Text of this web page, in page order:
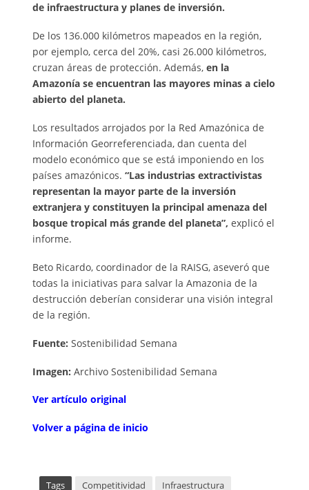
de infraestructura y planes de inversión.
De los 136.000 kilómetros mapeados en la región,
por ejemplo, cerca del 20%, casi 26.000 kilómetros,
cruzan áreas de protección. Además, en la
Amazonía se encuentran las mayores minas a cielo
abierto del planeta.
Los resultados arrojados por la Red Amazónica de
Información Georreferenciada, dan cuenta del
modelo económico que se está imponiendo en los
países amazónicos. “Las industrias extractivistas
representan la mayor parte de la inversión
extranjera y constituyen la principal amenaza del
bosque tropical más grande del planeta”, explicó el
informe.
Beto Ricardo, coordinador de la RAISG, aseveró que
todas la iniciativas para salvar la Amazonia de la
destrucción deberían considerar una visión integral
de la región.
Fuente: Sostenibilidad Semana
Imagen: Archivo Sostenibilidad Semana
Ver artículo original
Volver a página de inicio
Tags Competitividad
Infraestructura